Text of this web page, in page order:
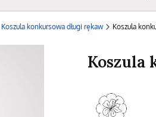
Koszula konkursowa długi rękaw Koszula
Koszula